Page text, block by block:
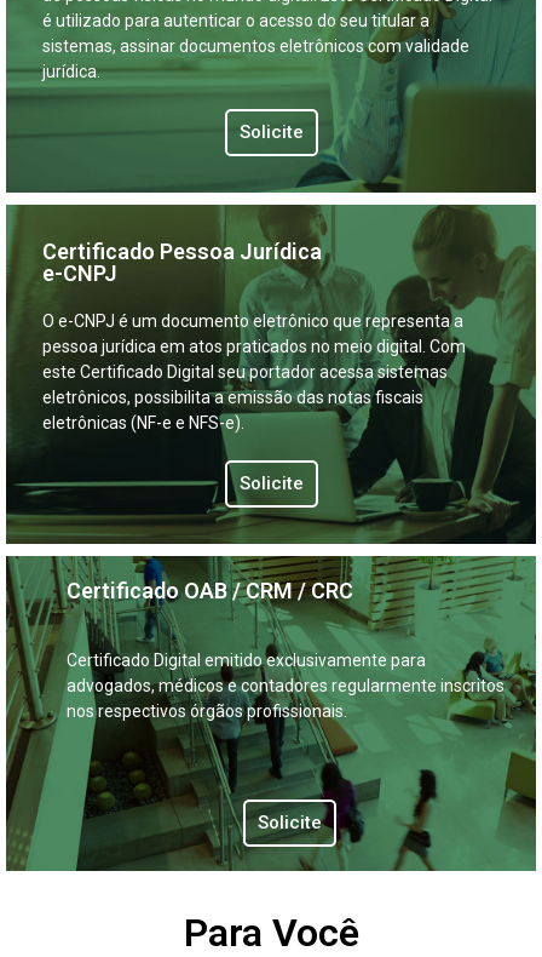
é utilizado para autenticar o acesso do seu titular a
sistemas, assinar documentos eletrônicos com validade
jurídica.
Solicite
Certificado Pessoa Jurídica
e-CNPJ
O e-CNPJ é um documento eletrônico que representa a
pessoa jurídica em atos praticados no meio digital. Com
este Certificado Digital seu portador acessa sistemas
eletrônicos, possibilita a emissão das notas fiscais
eletrônicas (NF-e e NFS-e).
Solicite
Certificado OAB / CRM / CRC
Certificado Digital emitido exclusivamente para
advogados, médicos e contadores regularmente inscritos
nos respectivos órgãos profissionais.
Solicite
Para Você